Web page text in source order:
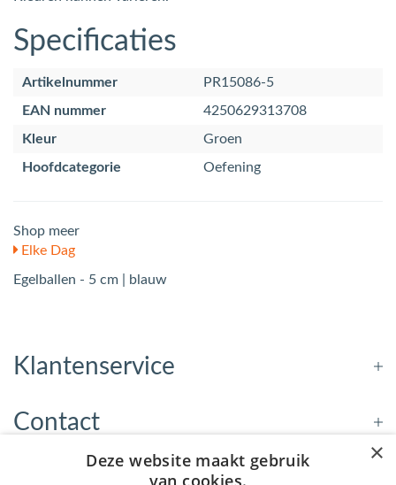
Specificaties
Artikelnummer
PR15086-5
EAN nummer
4250629313708
Kleur
Groen
Hoofdcategorie
Oefening
Shop meer
Elke Dag
Egelballen - 5 cm | blauw
Klantenservice
Contact
Openingstijden
×
Deze website maakt gebruik
van cookies.